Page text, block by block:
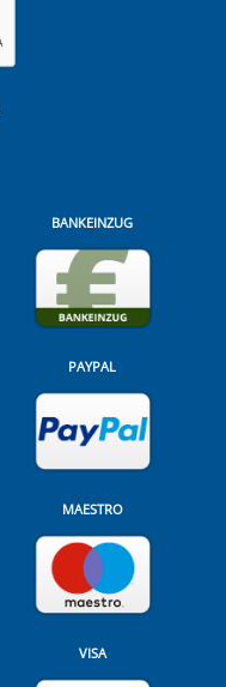
BANKEINZUG
PAYPAL
MAESTRO
VISA